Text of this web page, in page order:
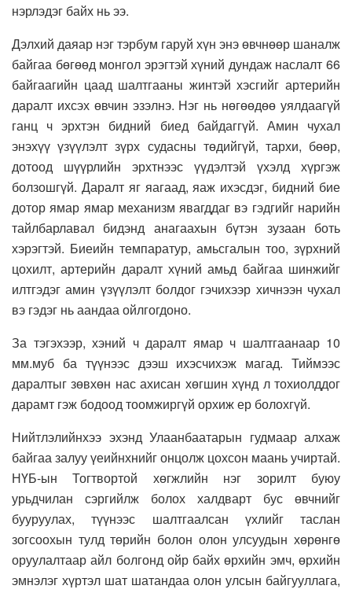
нэрлэдэг байх нь ээ.
Дэлхий даяар нэг тэрбум гаруй хүн энэ өвчнөөр шаналж
байгаа бөгөөд монгол эрэгтэй хүний дундаж наслалт 66
байгаагийн цаад шалтгааны жинтэй хэсгийг артерийн
даралт ихсэх өвчин эзэлнэ. Нэг нь нөгөөдөө уялдаагүй
ганц ч эрхтэн бидний биед байдаггүй. Амин чухал
энэхүү үзүүлэлт зүрх судасны төдийгүй, тархи, бөөр,
дотоод шүүрлийн эрхтнээс үүдэлтэй үхэлд хүргэж
болзошгүй. Даралт яг яагаад, яаж ихэсдэг, бидний бие
дотор ямар ямар механизм явагддаг вэ гэдгийг нарийн
тайлбарлавал бидэнд анагаахын бүтэн зузаан боть
хэрэгтэй. Биеийн темпаратур, амьсгалын тоо, зүрхний
цохилт, артерийн даралт хүний амьд байгаа шинжийг
илтгэдэг амин үзүүлэлт болдог гэчихээр хичнээн чухал
вэ гэдэг нь аандаа ойлгогдоно.
За тэгэхээр, хэний ч даралт ямар ч шалтгаанаар 10
мм.муб ба түүнээс дээш ихэсчихэж магад. Тиймээс
даралтыг зөвхөн нас ахисан хөгшин хүнд л тохиолддог
дарамт гэж бодоод тоомжиргүй орхиж ер болохгүй.
Нийтлэлийнхээ эхэнд Улаанбаатарын гудмаар алхаж
байгаа залуу үеийнхнийг онцолж цохсон маань учиртай.
НҮБ-ын Тогтвортой хөгжлийн нэг зорилт буюу
урьдчилан сэргийлж болох халдварт бус өвчнийг
бууруулах, түүнээс шалтгаалсан үхлийг таслан
зогсоохын тулд төрийн болон олон улсуудын хөрөнгө
оруулалтаар айл болгонд ойр байх өрхийн эмч, өрхийн
эмнэлэг хүртэл шат шатандаа олон улсын байгууллага,